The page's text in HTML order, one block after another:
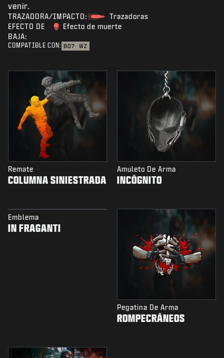
venir.
TRAZADORA/IMPACTO:
Trazadoras
EFECTO DE
BAJA:
Efecto de muerte
COMPATIBLE CON: BO7 WZ
Remate
COLUMNA SINIESTRADA
Amuleto De Arma
INCÓGNITO
Emblema
IN FRAGANTI
Pegatina De Arma
ROMPECRÁNEOS